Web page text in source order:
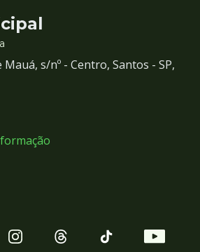
Mauá, s/nº - Centro, Santos - SP,